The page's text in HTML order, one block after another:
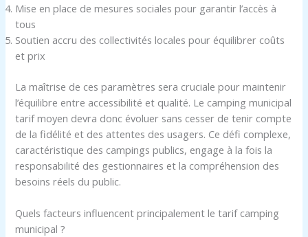
Mise en place de mesures sociales pour garantir l’accès à
tous
Soutien accru des collectivités locales pour équilibrer coûts
et prix
La maîtrise de ces paramètres sera cruciale pour maintenir
l’équilibre entre accessibilité et qualité. Le camping municipal
tarif moyen devra donc évoluer sans cesser de tenir compte
de la fidélité et des attentes des usagers. Ce défi complexe,
caractéristique des campings publics, engage à la fois la
responsabilité des gestionnaires et la compréhension des
besoins réels du public.
Quels facteurs influencent principalement le tarif camping
municipal ?